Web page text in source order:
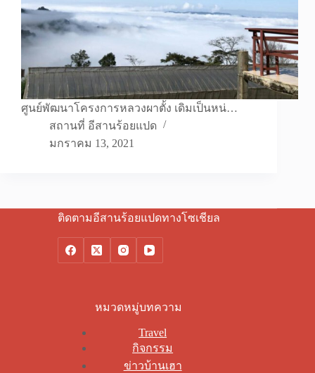
ศูนย์พัฒนาโครงการหลวงผาตั้ง เดิมเป็นหน่…
สถานที่ อีสานร้อยแปด
มกราคม 13, 2021
ติดตามอีสานร้อยแปดทางโซเชียล
หมวดหมู่บทความ
Travel
กิจกรรม
ข่าวบ้านเฮา